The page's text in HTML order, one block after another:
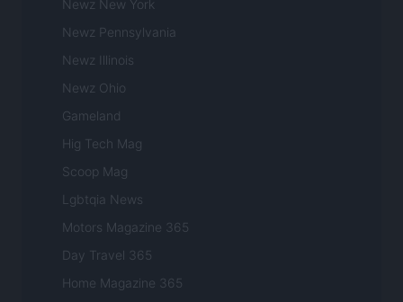
Newz New York
Newz Pennsylvania
Newz Illinois
Newz Ohio
Gameland
Hig Tech Mag
Scoop Mag
Lgbtqia News
Motors Magazine 365
Day Travel 365
Home Magazine 365